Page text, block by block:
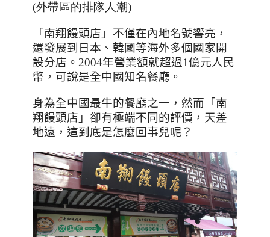
(外帶區的排隊人潮)
「南翔饅頭店」不僅在內地名號響亮，
還發展到日本、韓國等海外多個國家開
設分店。 2004年營業額就超過1億元人民
幣，可說是全中國知名餐廳。
身為全中國最牛的餐廳之一，然而「南
翔饅頭店」卻有極端不同的評價，天差
地遠，這到底是怎麼回事兒呢？